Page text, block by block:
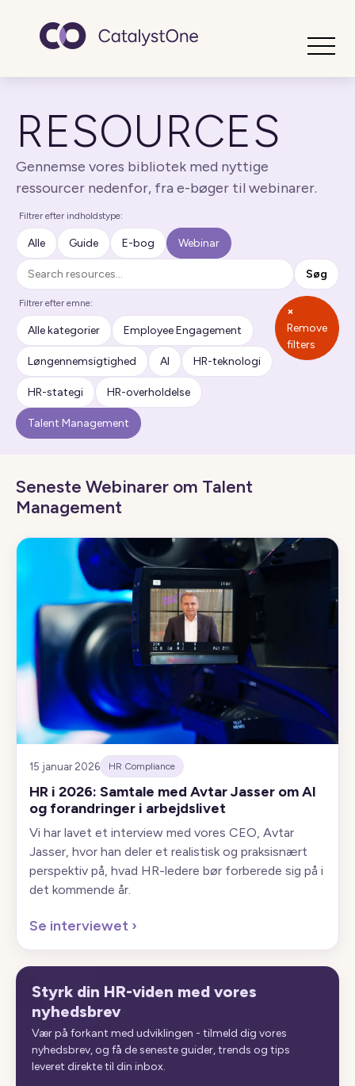
RESOURCES
Gennemse vores bibliotek med nyttige
ressourcer nedenfor, fra e-bøger til webinarer.
Filtrer efter indholdstype:
Alle Guide E-bog Webinar
Søg
Søg
Filtrer efter emne:
Alle kategorier Employee Engagement
Løngennemsigtighed AI HR-teknologi
HR-stategi HR-overholdelse
Talent Management
×
Remove
filters
Seneste Webinarer om Talent
Management
15 januar 2026 HR Compliance
HR i 2026: Samtale med Avtar Jasser om AI
og forandringer i arbejdslivet
Vi har lavet et interview med vores CEO, Avtar
Jasser, hvor han deler et realistisk og praksisnært
perspektiv på, hvad HR-ledere bør forberede sig på i
det kommende år.
Se interviewet ›
Styrk din HR-viden med vores
nyhedsbrev
Vær på forkant med udviklingen - tilmeld dig vores
nyhedsbrev, og få de seneste guider, trends og tips
leveret direkte til din inbox.